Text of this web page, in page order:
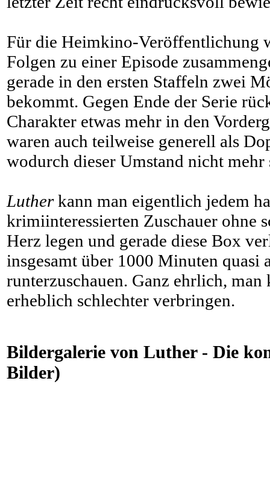
Für die Heimkino-Veröffentlichung
Folgen zu einer Episode
gerade in den ersten Staffeln zwei
bekommt. Gegen Ende der Serie
Charakter etwas mehr in den
waren auch teilweise generell als
wodurch dieser Umstand nicht
Lutherkann man eigentlich jedem
krimiinteressierten Zuschauer ohne
Herz legen und gerade diese Box
insgesamt über 1000 Minuten quasi
runterzuschauen. Ganz ehrlich, man
erheblich schlechter verbringen.
Bildergalerie von Luther - Die
Bilder)